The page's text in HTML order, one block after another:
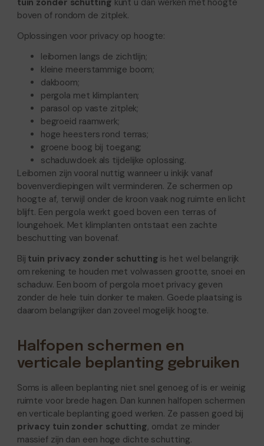
tuin zonder schutting kunt u dan werken met hoogte
boven of rondom de zitplek.
Oplossingen voor privacy op hoogte:
leibomen langs de zichtlijn;
kleine meerstammige boom;
dakboom;
pergola met klimplanten;
parasol op vaste zitplek;
begroeid raamwerk;
hoge heesters rond terras;
groene boog bij toegang;
schaduwdoek als tijdelijke oplossing.
Leibomen zijn vooral nuttig wanneer u inkijk vanaf
bovenverdiepingen wilt verminderen. Ze schermen op
hoogte af, terwijl onder de kroon vaak nog ruimte en licht
blijft. Een pergola werkt goed boven een terras of
loungehoek. Met klimplanten ontstaat een zachte
beschutting van bovenaf.
Bij tuin privacy zonder schutting is het wel belangrijk
om rekening te houden met volwassen grootte, snoei en
schaduw. Een boom of pergola moet privacy geven
zonder de hele tuin donker te maken. Goede plaatsing is
daarom belangrijker dan zoveel mogelijk hoogte.
Halfopen schermen en
verticale beplanting gebruiken
Soms is alleen beplanting niet snel genoeg of is er weinig
ruimte voor brede hagen. Dan kunnen halfopen schermen
en verticale beplanting goed werken. Ze passen goed bij
privacy tuin zonder schutting, omdat ze minder
massief zijn dan een hoge dichte schutting.